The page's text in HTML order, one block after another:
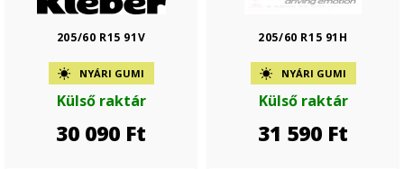
205/60 R15 91V
NYÁRI GUMI
Külső raktár
30 090 Ft
205/60 R15 91H
NYÁRI GUMI
Külső raktár
31 590 Ft